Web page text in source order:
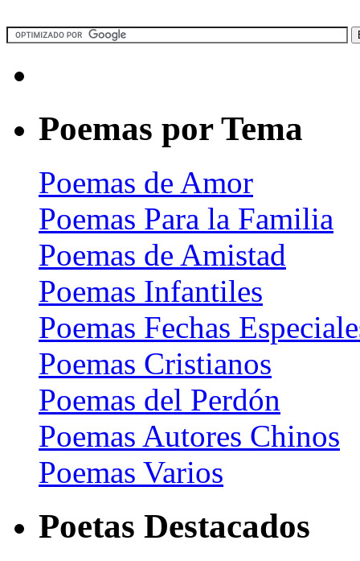
Poemas por Tema
Poemas de Amor
Poemas Para la Familia
Poemas de Amistad
Poemas Infantiles
Poemas Fechas
Poemas Cristianos
Poemas del Perdón
Poemas Autores Chinos
Poemas Varios
Poetas Destacados